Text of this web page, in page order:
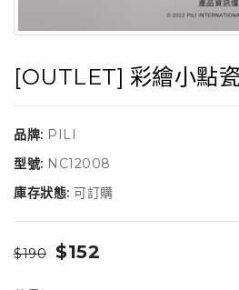
[OUTLET] 彩繪小點
品牌: PILI
型號: NC12008
庫存狀態: 可訂購
$190 $152